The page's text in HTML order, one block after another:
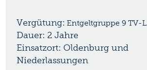
Vergütung: Entgeltgruppe 9 TV-L
Dauer: 2 Jahre
Einsatzort: Oldenburg und
Niederlassungen